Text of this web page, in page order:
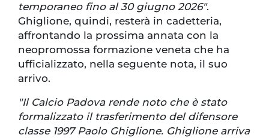
temporaneo fino al 30 giugno 2026".
Ghiglione, quindi, resterà in cadetteria,
affrontando la prossima annata con la
neopromossa formazione veneta che ha
ufficializzato, nella seguente nota, il suo
arrivo.
"Il Calcio Padova rende noto che è stato
formalizzato il trasferimento del difensore
classe 1997 Paolo Ghiglione. Ghiglione arriva